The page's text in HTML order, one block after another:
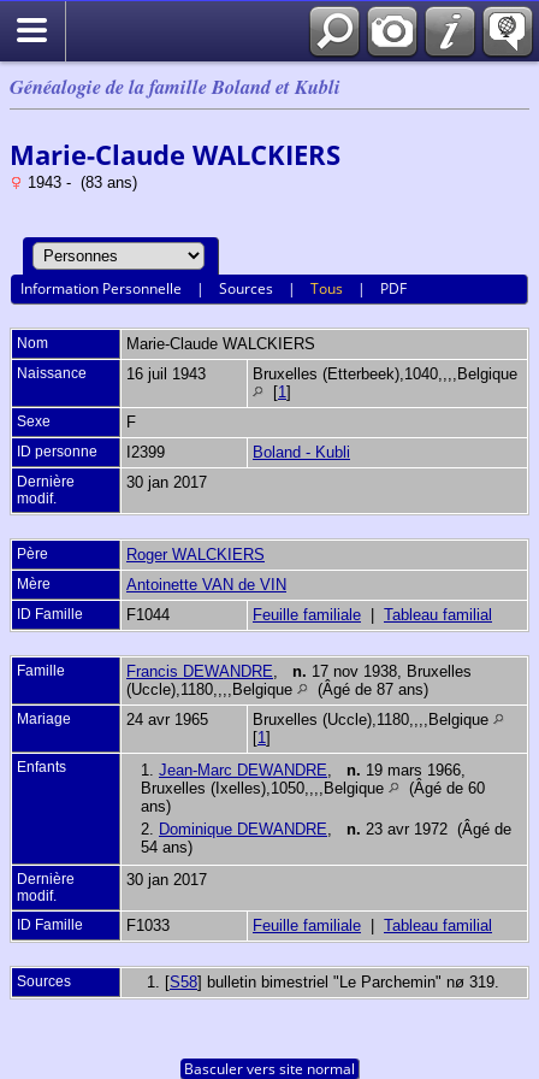
Généalogie de la famille Boland et Kubli
Marie-Claude WALCKIERS
1943 - (83 ans)
Information Personnelle |Sources |Tous | PDF
Nom Marie-Claude WALCKIERS
Naissance 16 juil 1943
Bruxelles (Etterbeek),1040,,,,Belgique
[1 ]
Sexe F
ID personne I2399 Boland - Kubli
Dernière
modif.
30 jan 2017
Père Roger WALCKIERS
Mère Antoinette VAN de VIN
ID Famille F1044 Feuille familiale Tableau familial
Famille Francis DEWANDRE n. 17 nov 1938, Bruxelles
(Uccle),1180,,,,Belgique
(Âgé de 87 ans)
Mariage 24 avr 1965
Bruxelles (Uccle),1180,,,,Belgique
[1 ]
Enfants 1. Jean-Marc DEWANDRE n. 19 mars 1966,
Bruxelles (Ixelles),1050,,,,Belgique
(Âgé de 60
ans)
2.
Dominique DEWANDRE n. 23 avr 1972 (Âgé de
54 ans)
Dernière
modif.
30 jan 2017
ID Famille F1033 Feuille familiale Tableau familial
Sources [S58] bulletin bimestriel "Le Parchemin" nø 319.
Basculer vers site normal